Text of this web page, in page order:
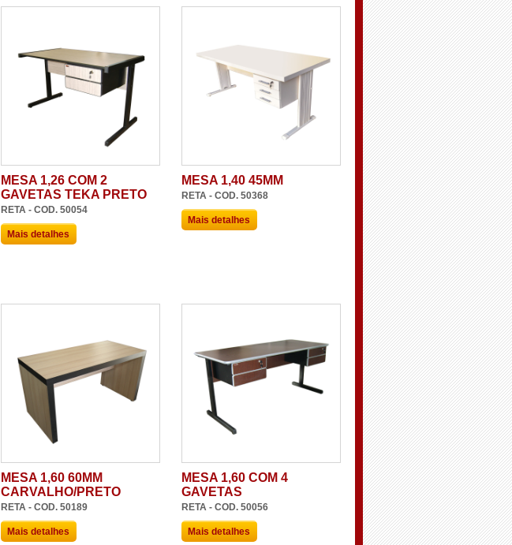
MESA 1,26 COM 2
GAVETAS TEKA PRETO
RETA - COD. 50054
Mais detalhes
MESA 1,40 45MM
RETA - COD. 50368
Mais detalhes
MESA 1,60 60MM
CARVALHO/PRETO
RETA - COD. 50189
Mais detalhes
MESA 1,60 COM 4
GAVETAS
RETA - COD. 50056
Mais detalhes